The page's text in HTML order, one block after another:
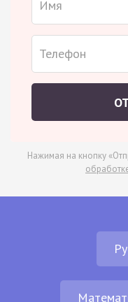
Нажимая на кнопку